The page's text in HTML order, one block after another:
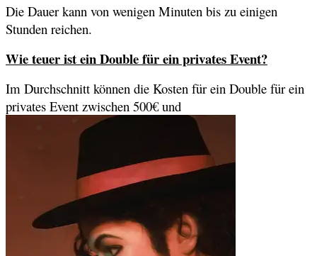
Die Dauer kann von wenigen Minuten bis zu einigen
Stunden reichen.
Wie teuer ist ein Double für ein privates Event?
Im Durchschnitt können die Kosten für ein Double für ein
privates Event zwischen 500€ und